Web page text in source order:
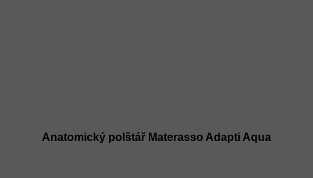
Anatomický polštář Materasso Adapti Aqua